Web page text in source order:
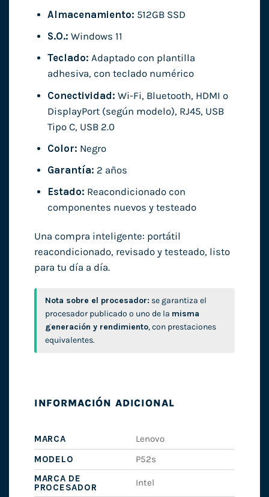
Almacenamiento: 512GB SSD
S.O.: Windows 11
Teclado: Adaptado con plantilla
adhesiva, con teclado numérico
Conectividad: Wi-Fi, Bluetooth, HDMI o
DisplayPort (según modelo), RJ45, USB
Tipo C, USB 2.0
Color: Negro
Garantía: 2 años
Estado: Reacondicionado con
componentes nuevos y testeado
Una compra inteligente: portátil
reacondicionado, revisado y testeado, listo
para tu día a día.
Nota sobre el procesador: se garantiza el
procesador publicado o uno de la misma
generación y rendimiento, con prestaciones
equivalentes.
INFORMACIÓN ADICIONAL
MARCA
Lenovo
MODELO
P52s
MARCA DE
PROCESADOR
Intel